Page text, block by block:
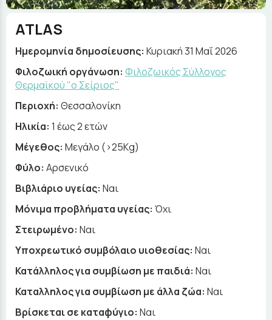
ATLAS
Ημερομηνία δημοσίευσης: Κυριακή 31 Μαΐ 2026
Φιλοζωική οργάνωση: Φιλοζωικός Σύλλογος
Θερμαϊκού "ο Σείριος"
Περιοχή: Θεσσαλονίκη
Ηλικία: 1 έως 2 ετών
Μέγεθος: Μεγάλο (>25Kg)
Φύλο: Αρσενικό
Βιβλιάριο υγείας: Ναι
Μόνιμα προβλήματα υγείας: Όχι
Στειρωμένο: Ναι
Υποχρεωτικό συμβόλαιο υιοθεσίας: Ναι
Κατάλληλος για συμβίωση με παιδιά: Ναι
Καταλληλος για συμβίωση με άλλα ζώα: Ναι
Βρίσκεται σε καταφύγιο: Ναι